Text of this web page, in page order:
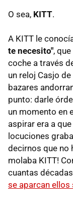
O sea, KITT.
A KITT le
te necesito",
coche a través
un reloj Casjo
bazares
punto: darle
un momento en
aspirar era a
locuciones
decirnos que no
molaba KITT!
cuantas
se aparcan ellos